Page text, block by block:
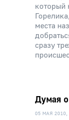
который
места
сразу
Думая
05 МАЯ 2010,